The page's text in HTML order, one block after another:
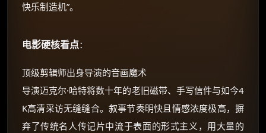
快乐制造机”。
电影硬核看点：
顶级剪辑师出身导演的音画魔术
导演迈克尔·哈特将数十年的老旧磁带、手写信件与如今4
K高清采访无缝缝合。叙事节奏明快且情感浓度极高，摒
弃了传统名人传记片中流于表面的形式主义，用大量的